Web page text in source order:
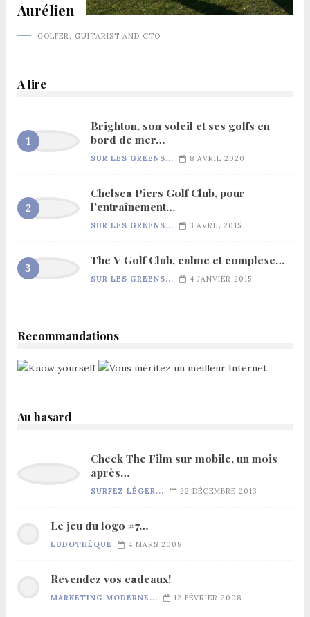
Aurélien
GOLFER, GUITARIST AND CTO
A lire
Brighton, son soleil et ses golfs en
bord de mer…
SUR LES GREENS... 8 AVRIL 2020
Chelsea Piers Golf Club, pour
l’entraînement…
SUR LES GREENS... 3 AVRIL 2015
The V Golf Club, calme et complexe…
SUR LES GREENS... 4 JANVIER 2015
Recommandations
Au hasard
Check The Film sur mobile, un mois
après…
SURFEZ LÉGER... 22 DÉCEMBRE 2013
Le jeu du logo #7…
LUDOTHÈQUE 4 MARS 2008
Revendez vos cadeaux!
MARKETING MODERNE... 12 FÉVRIER 2008